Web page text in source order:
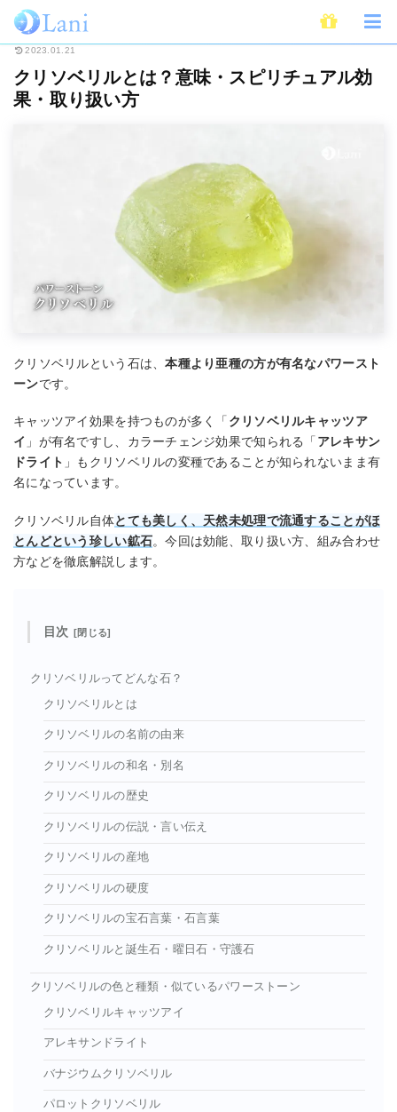
ホーム スピリチュアル クリソベリルとは？意味・スピ
2023.01.21
クリソベリルとは？意味・スピリチュアル効
果・取り扱い方
クリソベリルという石は、本種より亜種の方が有名なパワースト
ーンです。
キャッツアイ効果を持つものが多く「 クリソベリルキャッツア
イ 」が有名ですし、カラーチェンジ効果で知られる「 アレキサン
ドライト 」もクリソベリルの変種であることが知られないまま有
名になっています。
クリソベリル自体とても美しく、天然未処理で流通することがほ
とんどという珍しい鉱石。今回は効能、取り扱い方、組み合わせ
方などを徹底解説します。
目次
クリソベリルってどんな石？
クリソベリルとは
クリソベリルの名前の由来
クリソベリルの和名・別名
クリソベリルの歴史
クリソベリルの伝説・言い伝え
クリソベリルの産地
クリソベリルの硬度
クリソベリルの宝石言葉・石言葉
クリソベリルと誕生石・曜日石・守護石
クリソベリルの色と種類・似ているパワーストーン
クリソベリルキャッツアイ
アレキサンドライト
バナジウムクリソベリル
パロットクリソベリル